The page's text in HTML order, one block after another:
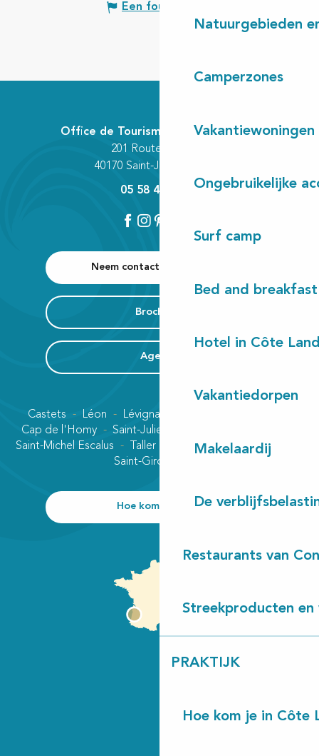
Natuurgebieden
Camperzones
Vakantiewoningen
Ongebruikelijke
Surf camp
Bed and breakfast
Hotel in Côte
Vakantiedorpen
Makelaardij
De
Restaurants van
Streekproducten en
PRAKTIJK
Hoe kom je in Côte
Een fout melden
Neem contact met ons op
Brochures
Agenda
Office de Tourisme Communautaire
201 Route des Lacs
40170 Saint-Julien-en-Born
05 58 42 89 80
Castets Léon Lévignacq
Cap de l'Homy
Saint-Julien-en-Born
Saint-Michel Escalus
Taller
Vielle-Saint-Girons
Saint-Girons plage
Hoe kom ik daar?